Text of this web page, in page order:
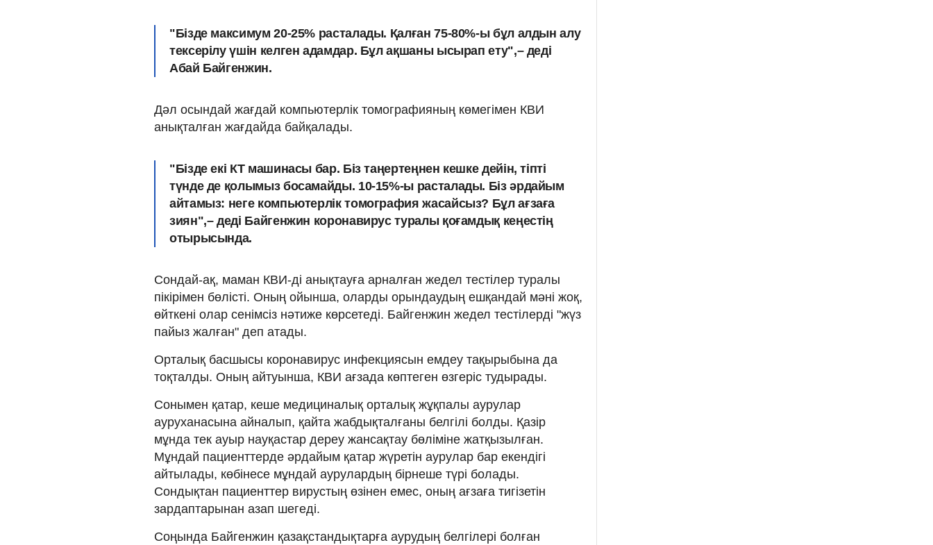
"Бізде максимум 20-25% расталады. Қалған 75-80%-ы бұл алдын алу
тексерілу үшін келген адамдар. Бұл ақшаны ысырап ету",– деді
Абай Байгенжин.
Дәл осындай жағдай компьютерлік томографияның көмегімен КВИ
анықталған жағдайда байқалады.
"Бізде екі КТ машинасы бар. Біз таңертеңнен кешке дейін, тіпті
түнде де қолымыз босамайды. 10-15%-ы расталады. Біз әрдайым
айтамыз: неге компьютерлік томография жасайсыз? Бұл ағзаға
зиян",– деді Байгенжин коронавирус туралы қоғамдық кеңестің
отырысында.
Сондай-ақ, маман КВИ-ді анықтауға арналған жедел тестілер туралы
пікірімен бөлісті. Оның ойынша, оларды орындаудың ешқандай мәні жоқ,
өйткені олар сенімсіз нәтиже көрсетеді. Байгенжин жедел тестілерді "жүз
пайыз жалған" деп атады.
Орталық басшысы коронавирус инфекциясын емдеу тақырыбына да
тоқталды. Оның айтуынша, КВИ ағзада көптеген өзгеріс тудырады.
Сонымен қатар, кеше медициналық орталық жұқпалы аурулар
ауруханасына айналып, қайта жабдықталғаны белгілі болды. Қазір
мұнда тек ауыр науқастар дереу жансақтау бөліміне жатқызылған.
Мұндай пациенттерде әрдайым қатар жүретін аурулар бар екендігі
айтылады, көбінесе мұндай аурулардың бірнеше түрі болады.
Сондықтан пациенттер вирустың өзінен емес, оның ағзаға тигізетін
зардаптарынан азап шегеді.
Соңында Байгенжин қазақстандықтарға аурудың белгілері болған